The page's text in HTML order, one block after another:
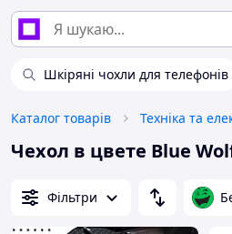
Шкіряні чохли для телефонів
Каталог товарів Техніка та
Чехол в цвете Blue
Фільтри